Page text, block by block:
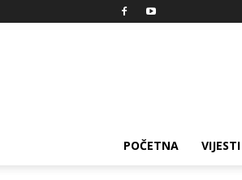
POČETNA VIJESTI